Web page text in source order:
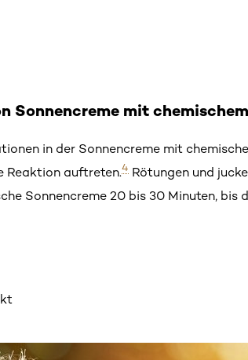
Sonnencreme mit
in der Sonnencreme mit
Reaktion auftreten.4 Rötungen und
Sonnencreme 20 bis 30 Minuten, bis